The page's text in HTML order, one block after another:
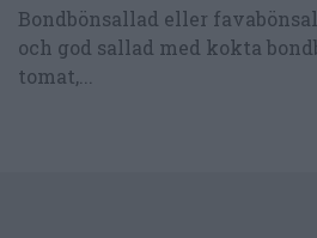
Bondbönsallad eller
och god sallad med kokta
tomat,...